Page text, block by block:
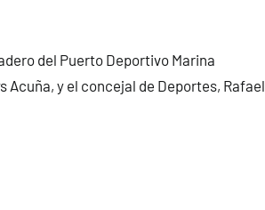
del Puerto Deportivo Marina
Acuña, y el concejal de Deportes, Rafael